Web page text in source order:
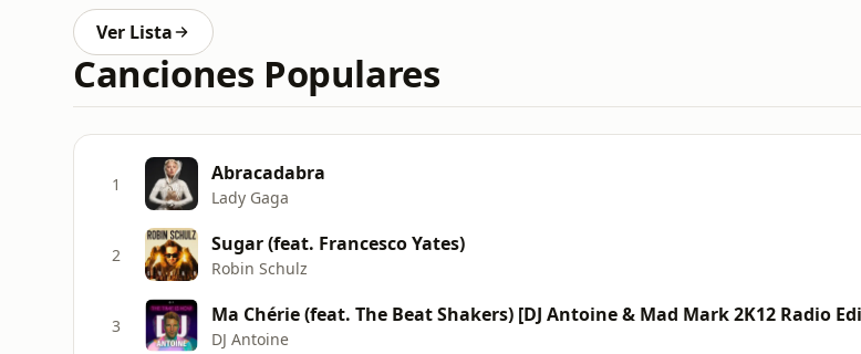
Ver Lista
Canciones Populares
1 Abracadabra
Lady Gaga
2 Sugar (feat. Francesco Yates)
Robin Schulz
3 Ma Chérie (feat. The Beat Shakers) [DJ Antoine & Mad Mark 2K12 Radio
DJ Antoine